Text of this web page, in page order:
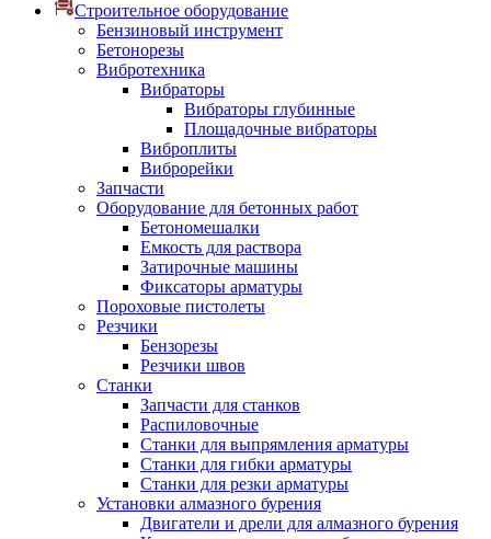
Строительное оборудование
Бензиновый инструмент
Бетонорезы
Вибротехника
Вибраторы
Вибраторы глубинные
Площадочные вибраторы
Виброплиты
Виброрейки
Запчасти
Оборудование для бетонных работ
Бетономешалки
Емкость для раствора
Затирочные машины
Фиксаторы арматуры
Пороховые пистолеты
Резчики
Бензорезы
Резчики швов
Станки
Запчасти для станков
Распиловочные
Станки для выпрямления арматуры
Станки для гибки арматуры
Станки для резки арматуры
Установки алмазного бурения
Двигатели и дрели для алмазного бурения